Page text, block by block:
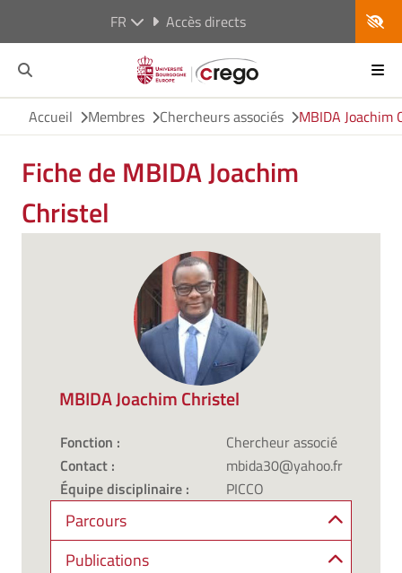
FR Accès directs
Accueil Membres Chercheurs associés MBIDA Joachim
Fiche de MBIDA Joachim
Christel
MBIDA Joachim Christel
Fonction :
Chercheur associé
Contact :
mbida30@yahoo.fr
Équipe disciplinaire :
PICCO
Parcours
Publications